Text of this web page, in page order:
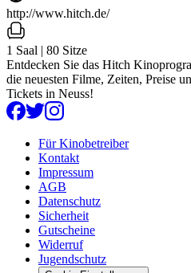
http://www.hitch.de/
1 Saal | 80 Sitze
Entdecken Sie das Hitch
die neuesten Filme, Zeiten, Preise
Tickets in Neuss!
Für Kinobetreiber
Kontakt
Impressum
AGB
Datenschutz
Sicherheit
Gutscheine
Widerruf
Jugendschutz